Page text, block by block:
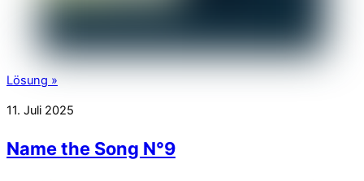
Lösung »
11. Juli 2025
Name the Song N°9